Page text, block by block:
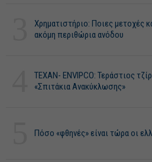
Χρηματιστήριο: Ποιες μετοχές
ακόμη περιθώρια ανόδου
ΤΕΧΑΝ- ENVIPCO: Τεράστιος
«Σπιτάκια Ανακύκλωσης»
Πόσο «φθηνές» είναι τώρα οι